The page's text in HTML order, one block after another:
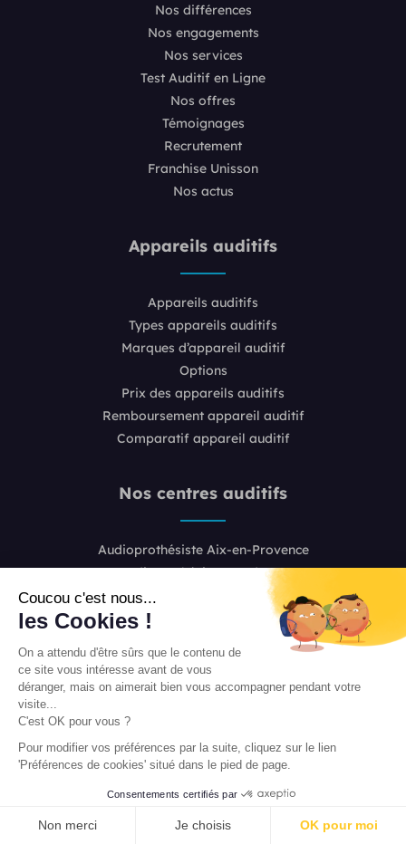
Coucou c'est nous...
les Cookies !
On a attendu d'être sûrs que le contenu de
ce site vous intéresse avant de vous
déranger, mais on aimerait bien vous accompagner pendant votre
visite...
C'est OK pour vous ?
Pour modifier vos préférences par la suite, cliquez sur le lien
'Préférences de cookies' situé dans le pied de page.
Consentements certifiés par
Non merci Je choisis OK pour moi
Nos différences
Nos engagements
Nos services
Test Auditif en Ligne
Nos offres
Témoignages
Recrutement
Franchise Unisson
Nos actus
Appareils auditifs
Appareils auditifs
Types appareils auditifs
Marques d’appareil auditif
Options
Prix des appareils auditifs
Remboursement appareil auditif
Comparatif appareil auditif
Nos centres auditifs
Audioprothésiste Aix-en-Provence
Audioprothésiste Bordeaux
Audioprothésiste Boulogne-Billancourt
Audioprothésiste Colombes
Audioprothésiste Lyon 2
Audioprothésiste Lyon 6
Audioprothésiste Paris 8
Audioprothésiste Paris 16
Audioprothésiste Paris 20
Audioprothésiste Toulouse